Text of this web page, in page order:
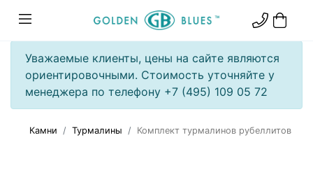
Уважаемые клиенты, цены на сайте являются
ориентировочными. Стоимость уточняйте у
менеджера по телефону +7 (495) 109 05 72
Камни Турмалины Комплект турмалинов рубеллитов